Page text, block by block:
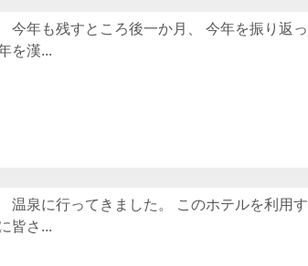
今年も残すところ後一か月、 今年を振り返っ
を漢...
温泉に行ってきました。 このホテルを利用す
皆さ...